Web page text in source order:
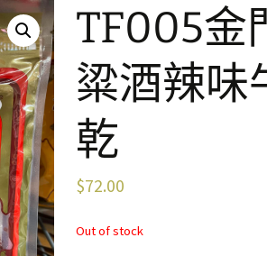
TF005金
粱酒辣味
乾
$72.00
Out of stock